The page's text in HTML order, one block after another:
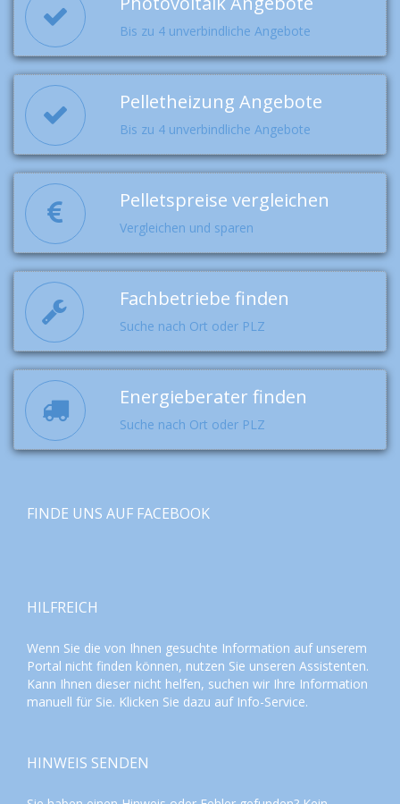
Bis zu 4 unverbindliche Angebote
Pelletheizung Angebote
Bis zu 4 unverbindliche Angebote
Pelletspreise vergleichen
Vergleichen und sparen
Fachbetriebe finden
Suche nach Ort oder PLZ
Energieberater finden
Suche nach Ort oder PLZ
FINDE UNS AUF FACEBOOK
HILFREICH
Wenn Sie die von Ihnen gesuchte Information auf unserem
Portal nicht finden können, nutzen Sie unseren Assistenten.
Kann Ihnen dieser nicht helfen, suchen wir Ihre Information
manuell für Sie. Klicken Sie dazu auf Info-Service.
HINWEIS SENDEN